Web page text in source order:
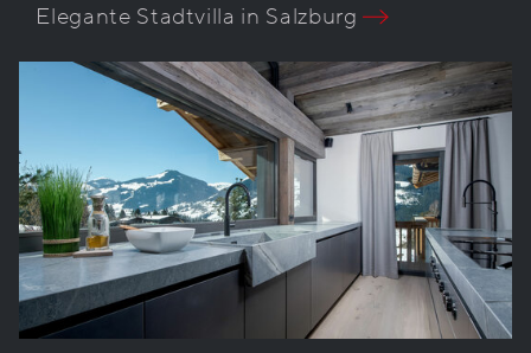
Elegante Stadtvilla in Salzburg